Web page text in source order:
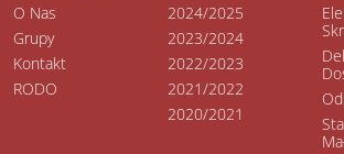
O Nas
Grupy
Kontakt
RODO
2024/2025
2023/2024
2022/2023
2021/2022
2020/2021